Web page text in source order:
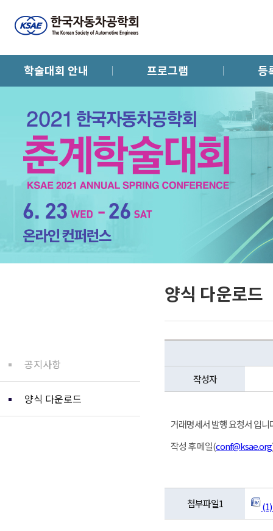
학술대회 안내 프로그램 등
양식 다운로드
공지사항
양식 다운로드
작성자
거래명세서 발행 요청서 입니
작성 후 메일(conf@ksae.org
첨부파일1